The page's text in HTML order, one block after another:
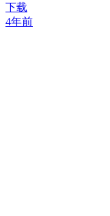
下载
4年前